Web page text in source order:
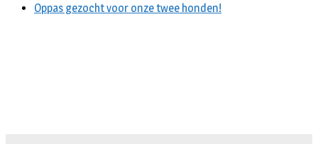
Oppas gezocht voor onze twee honden!